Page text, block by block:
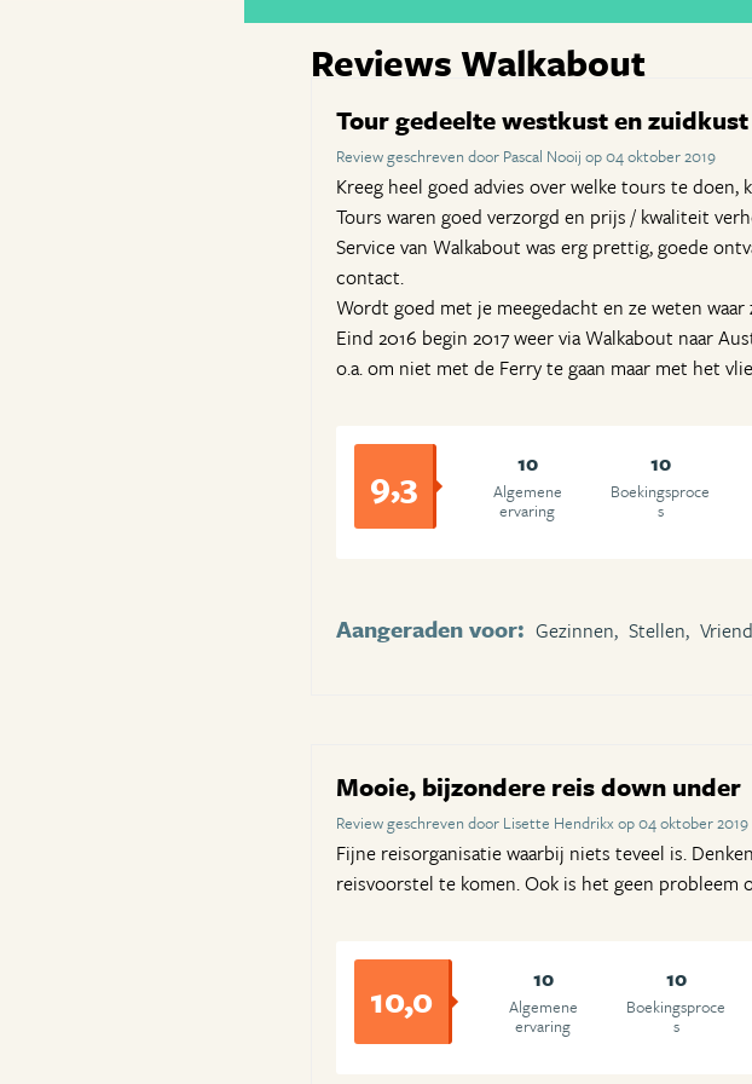
Reviews Walkabout
Tour gedeelte westkust en
Review geschreven door Pascal Nooij op 04 oktober 2019
Kreeg heel goed advies over welke tours te
Tours waren goed verzorgd en prijs / kwaliteit
Service van Walkabout was erg prettig, goede
contact.
Wordt goed met je meegedacht en ze weten waar
Eind 2016 begin 2017 weer via Walkabout naar
o.a. om niet met de Ferry te gaan maar met het
9,3 10
Algemene
ervaring
10
Boekingsproce
s
Aangeraden voor: Gezinnen, Stellen,
Mooie, bijzondere reis down under
Review geschreven door Lisette Hendrikx op 04 oktober 2019
Fijne reisorganisatie waarbij niets teveel is.
reisvoorstel te komen. Ook is het geen
10,0 10
Algemene
ervaring
10
Boekingsproce
s